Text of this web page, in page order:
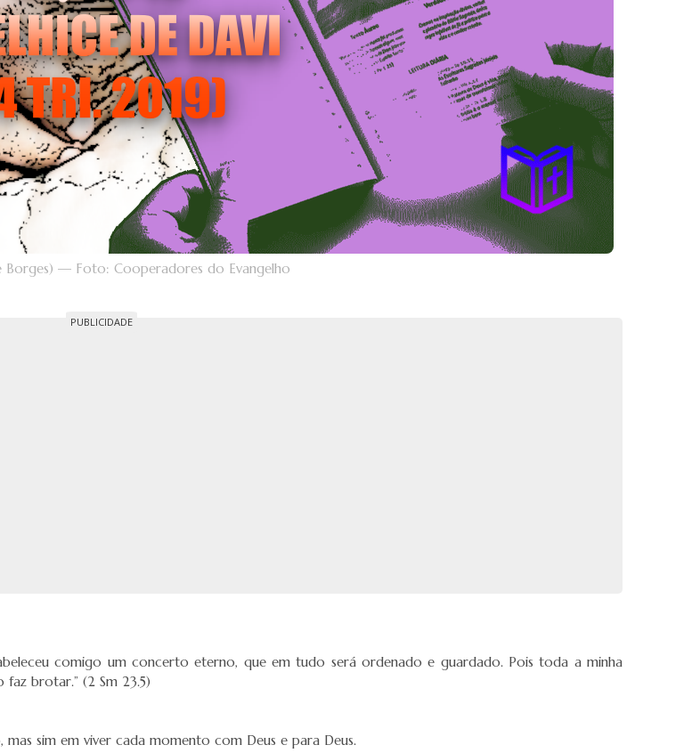
Borges) — Foto: Cooperadores do Evangelho
comigo um concerto eterno, que em tudo será ordenado e guardado. Pois toda a minha
brotar.” (2 Sm 23.5)
sim em viver cada momento com Deus e para Deus.